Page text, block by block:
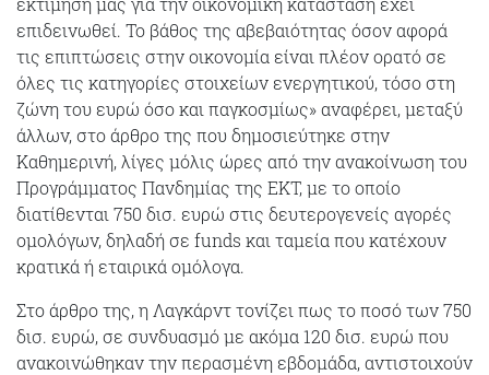
επιδεινωθεί. Το βάθος της αβεβαιότητας όσον αφορά
τις επιπτώσεις στην οικονομία είναι πλέον ορατό σε
όλες τις κατηγορίες στοιχείων ενεργητικού, τόσο στη
ζώνη του ευρώ όσο και παγκοσμίως» αναφέρει, μεταξύ
άλλων, στο άρθρο της που δημοσιεύτηκε στην
Καθημερινή, λίγες μόλις ώρες από την ανακοίνωση του
Προγράμματος Πανδημίας της ΕΚΤ, με το οποίο
διατίθενται 750 δισ. ευρώ στις δευτερογενείς αγορές
ομολόγων, δηλαδή σε funds και ταμεία που κατέχουν
κρατικά ή εταιρικά ομόλογα.
Στο άρθρο της, η Λαγκάρντ τονίζει πως το ποσό των 750
δισ. ευρώ, σε συνδυασμό με ακόμα 120 δισ. ευρώ που
ανακοινώθηκαν την περασμένη εβδομάδα, αντιστοιχούν